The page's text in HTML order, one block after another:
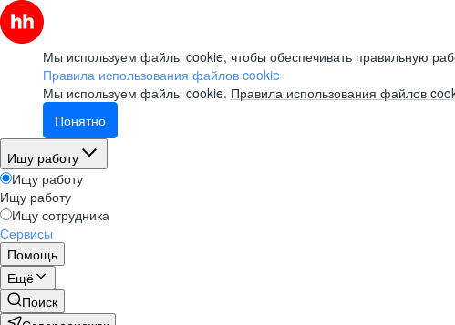
Мы используем файлы cookie, чтобы обеспечивать правильную
Правила использования файлов cookie
Мы используем файлы cookie. Правила использования файлов
Понятно
Ищу работу
Ищу работу
Ищу работу
Ищу сотрудника
Сервисы
Помощь
Ещё
Поиск